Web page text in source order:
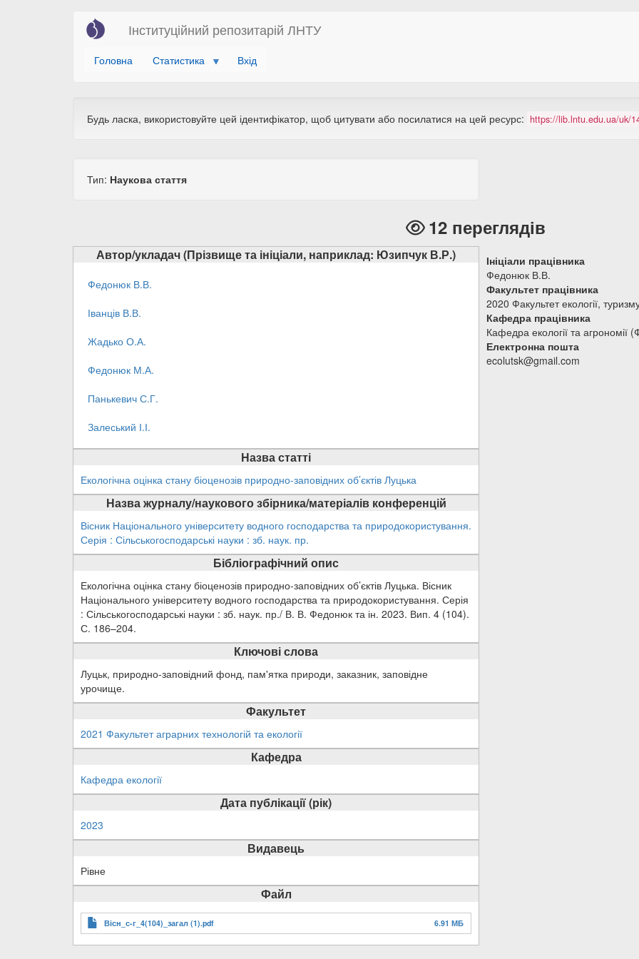
Інституційний репозитарій ЛНТУ
Головна Статистика Вхід
Будь ласка, використовуйте цей ідентифікатор, щоб цитувати або посилатися на цей ресурс: https://lib.lntu.edu.ua/uk/
Тип: Наукова стаття
12 переглядів
Автор/укладач (Прізвище та ініціали, наприклад: Юзипчук В.Р.)
Федонюк В.В.
Іванців В.В.
Жадько О.А.
Федонюк М.А.
Панькевич С.Г.
Залеський І.І.
Назва статті
Екологічна оцінка стану біоценозів природно-заповідних об’єктів Луцька
Назва журналу/наукового збірника/матеріалів конференцій
Вісник Національного університету водного господарства та природокористування.
Серія : Сільськогосподарські науки : зб. наук. пр.
Бібліографічний опис
Екологічна оцінка стану біоценозів природно-заповідних об’єктів Луцька. Вісник
Національного університету водного господарства та природокористування. Серія
: Сільськогосподарські науки : зб. наук. пр./ В. В. Федонюк та ін. 2023. Вип. 4 (104).
С. 186–204.
Ключові слова
Луцьк, природно-заповідний фонд, пам'ятка природи, заказник, заповідне
урочище.
Факультет
2021 Факультет аграрних технологій та екології
Кафедра
Кафедра екології
Дата публікації (рік)
2023
Видавець
Рівне
Файл
Вісн_с-г_4(104)_загал (1).pdf 6.91 МБ
Ініціали працівника
Федонюк В.В.
Факультет працівника
2020 Факультет екології,
Кафедра працівника
Кафедра екології та агрономії
Електронна пошта
ecolutsk@gmail.com